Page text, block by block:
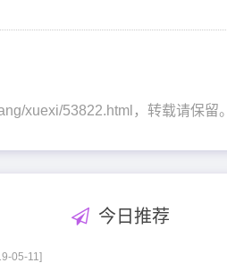
xuexi/53822.html，转载请保留。
05-11]
今日推荐